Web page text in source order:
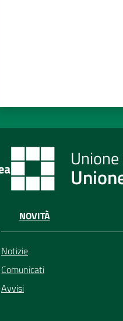
NOVITÀ
Notizie
Comunicati
Avvisi